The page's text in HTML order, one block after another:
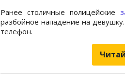
Ранее столичные полицейские
разбойное нападение на
телефон.